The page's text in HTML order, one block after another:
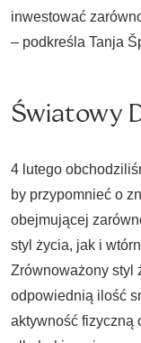
inwestować
– podkreśla Tanja
Światowy
4 lutego
by przypomnieć o
obejmującej
styl życia, jak i
Zrównoważony styl
odpowiednią ilość
aktywność fizyczną